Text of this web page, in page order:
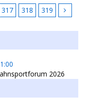
317 318 319
2026